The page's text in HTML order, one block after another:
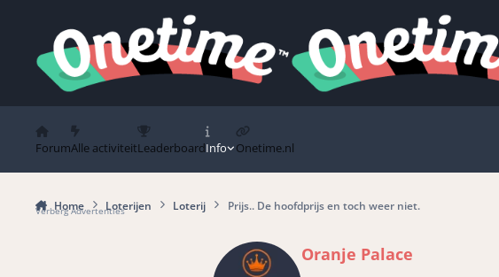
ForumAlle activiteitLeaderboardInfo Onetime.nl
Home Loterijen Loterij Prijs.. De hoofdprijs en toch weer niet.
Verberg Advertenties
Oranje Palace